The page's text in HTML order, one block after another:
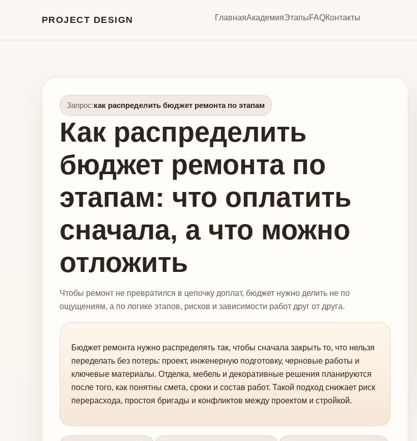
PROJECT DESIGN ГлавнаяАкадемияЭтапыFAQКонтакты
Запрос:как распределить бюджет ремонта по этапам
Как распределить
бюджет ремонта по
этапам: что оплатить
сначала, а что можно
отложить
Чтобы ремонт не превратился в цепочку доплат, бюджет нужно делить не по
ощущениям, а по логике этапов, рисков и зависимости работ друг от друга.
Бюджет ремонта нужно распределять так, чтобы сначала закрыть то, что нельзя
переделать без потерь: проект, инженерную подготовку, черновые работы и
ключевые материалы. Отделка, мебель и декоративные решения планируются
после того, как понятны смета, сроки и состав работ. Такой подход снижает риск
перерасхода, простоя бригады и конфликтов между проектом и стройкой.